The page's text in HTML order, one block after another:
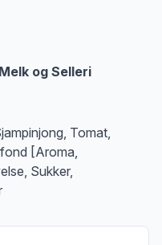
Melk og Selleri
Tomat,
[Aroma,
Sukker,